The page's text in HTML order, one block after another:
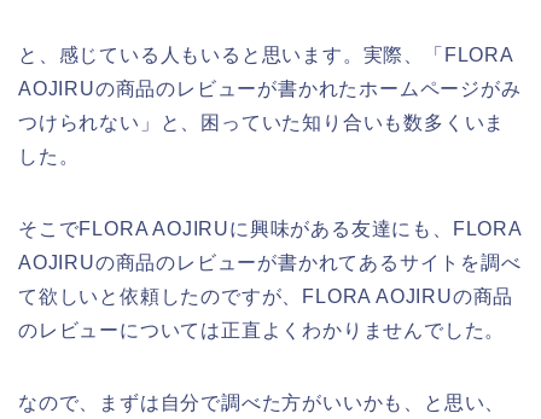
と、感じている人もいると思います。実際、「FLORA
AOJIRUの商品のレビューが書かれたホームページがみ
つけられない」と、困っていた知り合いも数多くいま
した。
そこでFLORA AOJIRUに興味がある友達にも、FLORA
AOJIRUの商品のレビューが書かれてあるサイトを調べ
て欲しいと依頼したのですが、FLORA AOJIRUの商品
のレビューについては正直よくわかりませんでした。
なので、まずは自分で調べた方がいいかも、と思い、